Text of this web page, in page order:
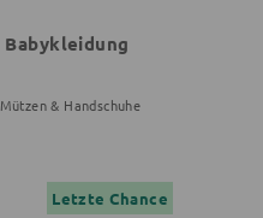
Babykleidung
Mützen & Handschuhe
Letzte Chance